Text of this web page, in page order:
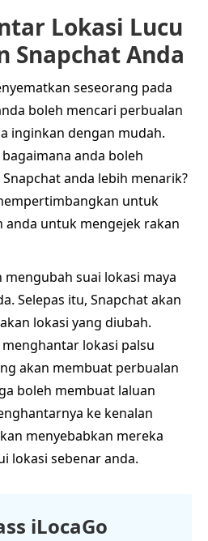
Lokasi Lucu
Snapchat Anda
seseorang pada
boleh mencari perbualan
inginkan dengan mudah.
anda boleh
anda lebih menarik?
untuk
untuk mengejek rakan
mengubah suai lokasi maya
Selepas itu, Snapchat akan
lokasi yang diubah.
lokasi palsu
akan membuat perbualan
boleh membuat laluan
ke kenalan
menyebabkan mereka
lokasi sebenar anda.
iLocaGo